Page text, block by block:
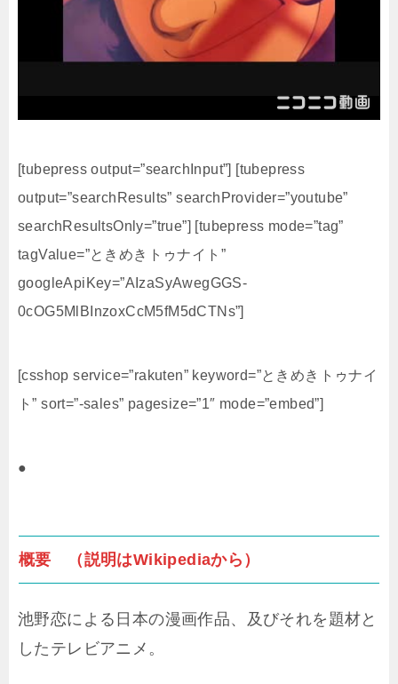
[tubepress output=”searchInput”] [tubepress
output=”searchResults” searchProvider=”youtube”
searchResultsOnly=”true”] [tubepress mode=”tag”
tagValue=”ときめきトゥナイト”
googleApiKey=”AIzaSyAwegGGS-
0cOG5MlBInzoxCcM5fM5dCTNs”]
[csshop service=”rakuten” keyword=”ときめきトゥナイ
ト” sort=”-sales” pagesize=”1″ mode=”embed”]
●
概要 （説明はWikipediaから）
池野恋による日本の漫画作品、及びそれを題材と
したテレビアニメ。